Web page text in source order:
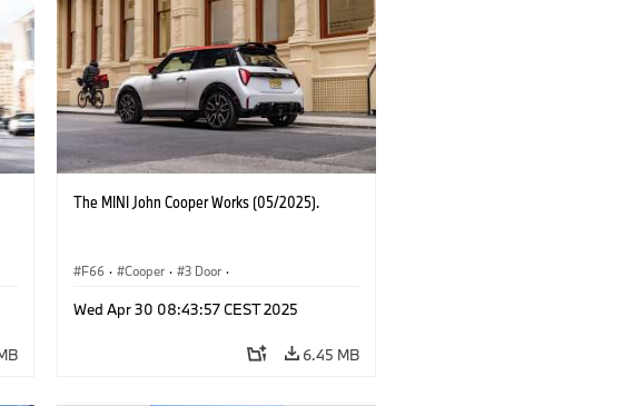
The MINI John Cooper Works (05/2025).
F66 · Cooper · 3 Door ·
Wed Apr 30 08:43:57 CEST 2025
6.45 MB